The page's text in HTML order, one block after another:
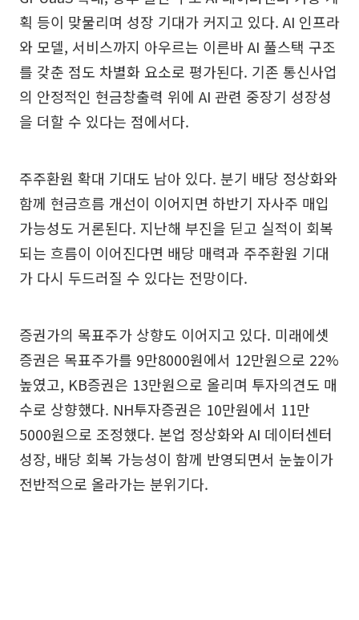
획 등이 맞물리며 성장 기대가 커지고 있다. AI 인프라
와 모델, 서비스까지 아우르는 이른바 AI 풀스택 구조
를 갖춘 점도 차별화 요소로 평가된다. 기존 통신사업
의 안정적인 현금창출력 위에 AI 관련 중장기 성장성
을 더할 수 있다는 점에서다.
주주환원 확대 기대도 남아 있다. 분기 배당 정상화와
함께 현금흐름 개선이 이어지면 하반기 자사주 매입
가능성도 거론된다. 지난해 부진을 딛고 실적이 회복
되는 흐름이 이어진다면 배당 매력과 주주환원 기대
가 다시 두드러질 수 있다는 전망이다.
증권가의 목표주가 상향도 이어지고 있다. 미래에셋
증권은 목표주가를 9만8000원에서 12만원으로 22%
높였고, KB증권은 13만원으로 올리며 투자의견도 매
수로 상향했다. NH투자증권은 10만원에서 11만
5000원으로 조정했다. 본업 정상화와 AI 데이터센터
성장, 배당 회복 가능성이 함께 반영되면서 눈높이가
전반적으로 올라가는 분위기다.